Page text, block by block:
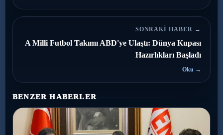
SONRAKI HABER →
A Milli Futbol Takımı ABD'ye Ulaştı: Dünya Kupası
Hazırlıkları Başladı
Oku →
BENZER HABERLER